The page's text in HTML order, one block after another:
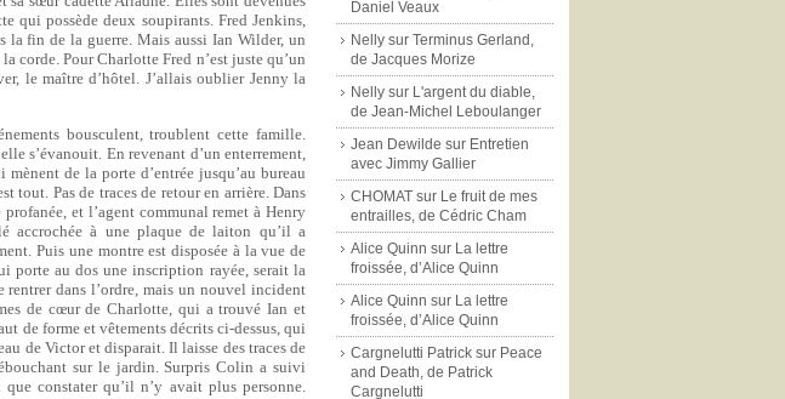
Daniel Veaux
Nelly sur Terminus Gerland,
de Jacques Morize
Nelly sur L'argent du diable,
de Jean-Michel Leboulanger
Jean Dewilde sur Entretien
avec Jimmy Gallier
CHOMAT sur Le fruit de mes
entrailles, de Cédric Cham
Alice Quinn sur La lettre
froissée, d’Alice Quinn
Alice Quinn sur La lettre
froissée, d’Alice Quinn
Cargnelutti Patrick sur Peace
and Death, de Patrick
Cargnelutti
qui possède deux soupirants. Fred Jenkins,
la fin de la guerre. Mais aussi Ian Wilder, un
corde. Pour Charlotte Fred n’est juste qu’un
le maître d’hôtel. J’allais oublier Jenny la
bousculent, troublent cette famille.
s’évanouit. En revenant d’un enterrement,
de la porte d’entrée jusqu’au bureau
tout. Pas de traces de retour en arrière. Dans
et l’agent communal remet à Henry
accrochée à une plaque de laiton qu’il a
Puis une montre est disposée à la vue de
porte au dos une inscription rayée, serait la
rentrer dans l’ordre, mais un nouvel incident
de cœur de Charlotte, qui a trouvé Ian et
de forme et vêtements décrits ci-dessus, qui
de Victor et disparait. Il laisse des traces de
sur le jardin. Surpris Colin a suivi
constater qu’il n’y avait plus personne.